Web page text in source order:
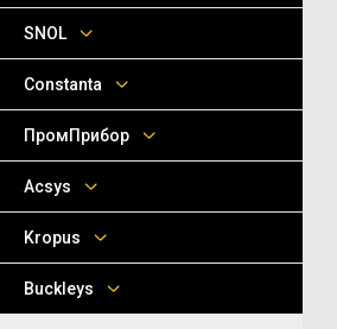
SNOL
Сonstanta
ПромПрибор
Acsys
Kropus
Buckleys